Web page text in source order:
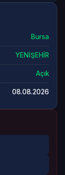
Bursa
YENİŞEHİR
Açık
08.08.2026